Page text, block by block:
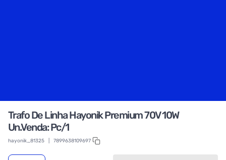
Trafo De Linha Hayonik Premium 70V 10W
Un.Venda: Pc/1
hayonik_81325 7899638109697